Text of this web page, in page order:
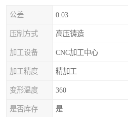
公差 0.03
压制方式 高压铸造
加工设备 CNC加工中心
加工精度 精加工
变形温度 360
是否库存 是